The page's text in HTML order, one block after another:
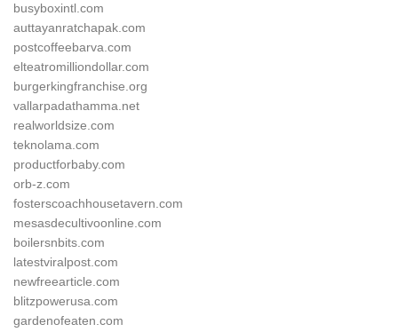
busyboxintl.com
auttayanratchapak.com
postcoffeebarva.com
elteatromilliondollar.com
burgerkingfranchise.org
vallarpadathamma.net
realworldsize.com
teknolama.com
productforbaby.com
orb-z.com
fosterscoachhousetavern.com
mesasdecultivoonline.com
boilersnbits.com
latestviralpost.com
newfreearticle.com
blitzpowerusa.com
gardenofeaten.com